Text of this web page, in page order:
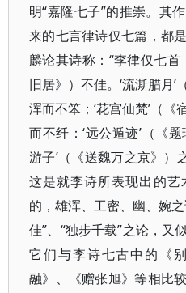
明“嘉隆七子”的推崇。其
来的七言律诗仅七篇，都
麟论其诗称：“李律仅七首
旧居》）不佳。‘流澌腊月
浑而不笨；‘花宫仙梵’（
而不纤：‘远公遁迹’（《
游子’（《送魏万之京》
这是就李诗所表现出的
的，雄浑、工密、幽、婉
佳”、“独步千载”之论，又
它们与李诗七古中的《
融》、《赠张旭》等相比